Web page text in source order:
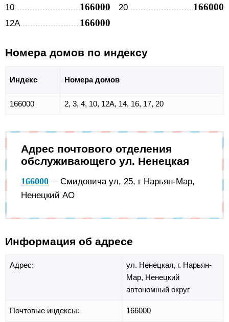
10 166000
12А 166000
20 166000
Номера домов по индексу
Индекс Номера домов
166000 2, 3, 4, 10, 12А, 14, 16, 17, 20
Адрес почтового отделения
обслуживающего ул. Ненецкая
166000 — Смидовича ул, 25, г Нарьян-Мар,
Ненецкий АО
Информация об адресе
Адрес: ул. Ненецкая, г. Нарьян-
Мар, Ненецкий
автономный округ
Почтовые индексы: 166000